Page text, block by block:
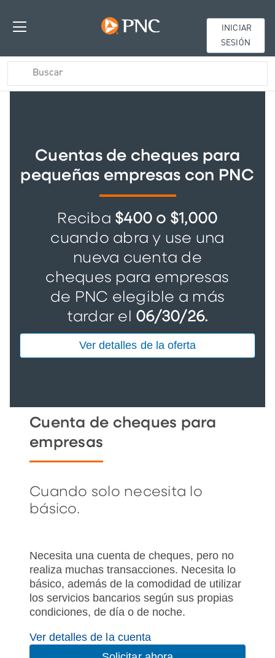
INICIAR
SESIÓN
Cuentas de cheques para
pequeñas empresas con PNC
Reciba $400 o $1,000
cuando abra y use una
nueva cuenta de
cheques para empresas
de PNC elegible a más
tardar el 06/30/26.
Ver detalles de la oferta
Cuenta de cheques para
empresas
Cuando solo necesita lo
básico.
Necesita una cuenta de cheques, pero no
realiza muchas transacciones. Necesita lo
básico, además de la comodidad de utilizar
los servicios bancarios según sus propias
condiciones, de día o de noche.
Ver detalles de la cuenta